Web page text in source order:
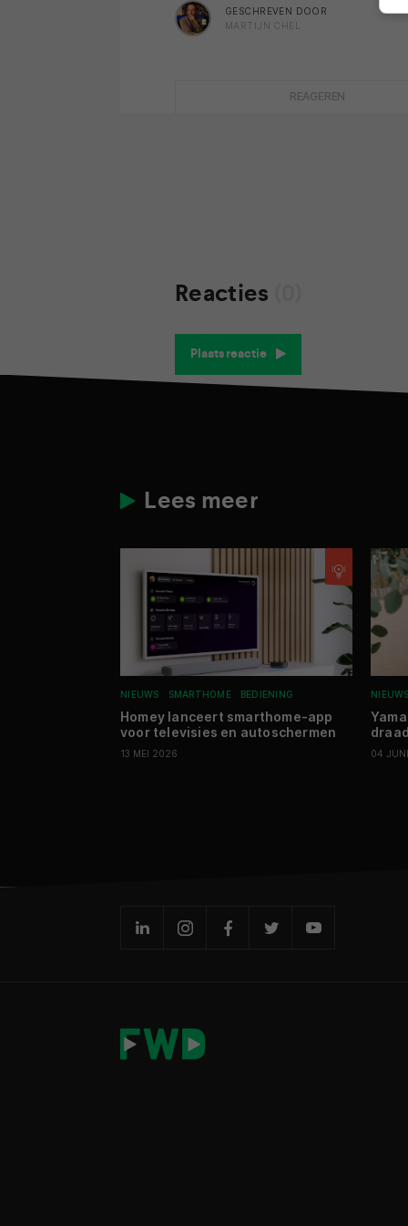
GESCHREVEN DOOR
MARTIJN CHEL
REAGEREN
Reacties
Plaats reactie
Lees meer
NIEUWS SMARTHOME BEDIENING
Homey lanceert smarthome-app
voor televisies en autoschermen
13 MEI 2026
NIEUWS
04